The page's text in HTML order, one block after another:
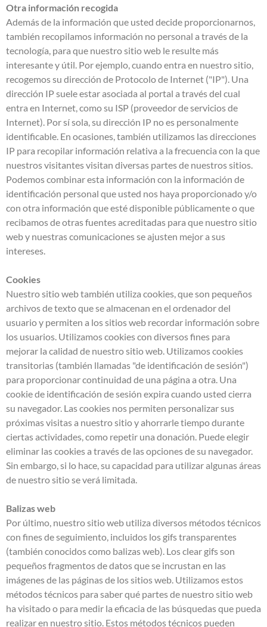
Otra información recogida
Además de la información que usted decide proporcionarnos,
también recopilamos información no personal a través de la
tecnología, para que nuestro sitio web le resulte más
interesante y útil. Por ejemplo, cuando entra en nuestro sitio,
recogemos su dirección de Protocolo de Internet ("IP"). Una
dirección IP suele estar asociada al portal a través del cual
entra en Internet, como su ISP (proveedor de servicios de
Internet). Por sí sola, su dirección IP no es personalmente
identificable. En ocasiones, también utilizamos las direcciones
IP para recopilar información relativa a la frecuencia con la que
nuestros visitantes visitan diversas partes de nuestros sitios.
Podemos combinar esta información con la información de
identificación personal que usted nos haya proporcionado y/o
con otra información que esté disponible públicamente o que
recibamos de otras fuentes acreditadas para que nuestro sitio
web y nuestras comunicaciones se ajusten mejor a sus
intereses.
Cookies
Nuestro sitio web también utiliza cookies, que son pequeños
archivos de texto que se almacenan en el ordenador del
usuario y permiten a los sitios web recordar información sobre
los usuarios. Utilizamos cookies con diversos fines para
mejorar la calidad de nuestro sitio web. Utilizamos cookies
transitorias (también llamadas "de identificación de sesión")
para proporcionar continuidad de una página a otra. Una
cookie de identificación de sesión expira cuando usted cierra
su navegador. Las cookies nos permiten personalizar sus
próximas visitas a nuestro sitio y ahorrarle tiempo durante
ciertas actividades, como repetir una donación. Puede elegir
eliminar las cookies a través de las opciones de su navegador.
Sin embargo, si lo hace, su capacidad para utilizar algunas áreas
de nuestro sitio se verá limitada.
Balizas web
Por último, nuestro sitio web utiliza diversos métodos técnicos
con fines de seguimiento, incluidos los gifs transparentes
(también conocidos como balizas web). Los clear gifs son
pequeños fragmentos de datos que se incrustan en las
imágenes de las páginas de los sitios web. Utilizamos estos
métodos técnicos para saber qué partes de nuestro sitio web
ha visitado o para medir la eficacia de las búsquedas que pueda
realizar en nuestro sitio. Estos métodos técnicos pueden